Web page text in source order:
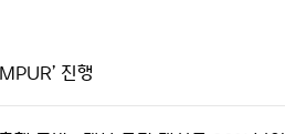
진행